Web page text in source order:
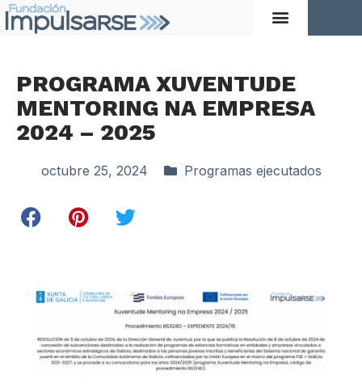
PROGRAMA XUVENTUDE
MENTORING NA EMPRESA
2024 – 2025
octubre 25, 2024 Programas ejecutados